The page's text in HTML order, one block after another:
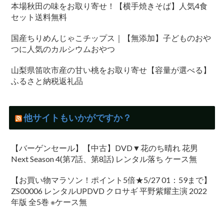
本場秋田の味をお取り寄せ！【横手焼きそば】人気4食
セット送料無料
国産ちりめんじゃこチップス｜【無添加】子どものおや
つに人気のカルシウムおやつ
山梨県笛吹市産の甘い桃をお取り寄せ【容量が選べる】
ふるさと納税返礼品
他サイトもいかがですか？
【バーゲンセール】【中古】DVD▼花のち晴れ 花男
Next Season 4(第7話、第8話) レンタル落ち ケース無
【お買い物マラソン！ポイント5倍★5/27 01：59まで】
ZS00006 レンタルUPDVD クロサギ 平野紫耀主演 2022
年版 全5巻 ※ケース無